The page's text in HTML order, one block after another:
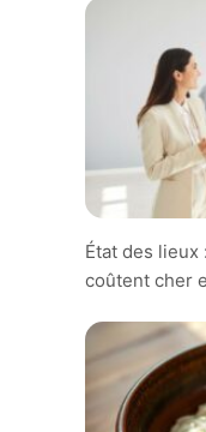
État des
coûtent cher